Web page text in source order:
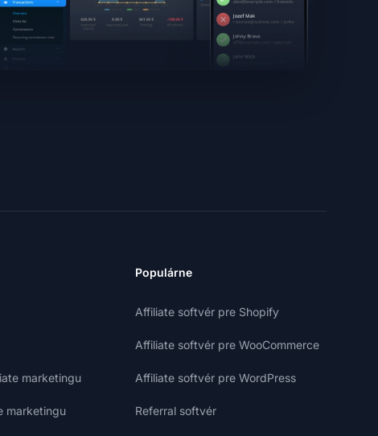
marketingu
marketingu
Populárne
Affiliate softvér pre Shopify
Affiliate softvér pre WooCommerce
Affiliate softvér pre WordPress
Referral softvér